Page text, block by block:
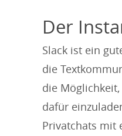
Der
Slack ist ein
die
die
dafür
Privatchats mit